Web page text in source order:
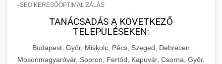
-SEO KERESŐOPTIMALIZÁLÁS
TANÁCSADÁS A KÖVETKEZŐ
TELEPÜLÉSEKEN:
Budapest, Győr, Miskolc, Pécs, Szeged, Debrecen
Mosonmagyaróvár, Sopron, Fertőd, Kapuvár, Csorna, Győr,